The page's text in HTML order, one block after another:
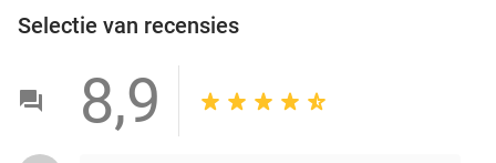
Selectie van recensies
8,9